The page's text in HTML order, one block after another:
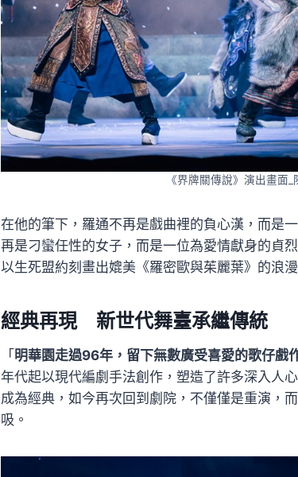
《界牌關傳說》演出畫面
在他的筆下，羅通不再是戲曲裡的負心漢，而是
再是刁蠻任性的女子，而是一位為愛情獻身的貞
以生死盟約刻畫出媲美《羅密歐與茱麗葉》的浪漫
經典再現 新世代舞臺承繼傳統
「明華園走過96年，留下無數廣受喜愛的歌仔戲
年代起以現代編劇手法創作，塑造了許多深入人心
成為經典，如今再次回到劇院，不僅僅是重演，
吸。